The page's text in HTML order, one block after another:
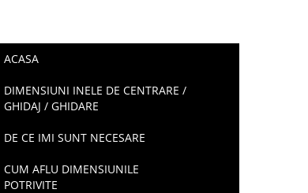
ACASA
DIMENSIUNI INELE DE CENTRARE /
GHIDAJ / GHIDARE
DE CE IMI SUNT NECESARE
CUM AFLU DIMENSIUNILE
POTRIVITE